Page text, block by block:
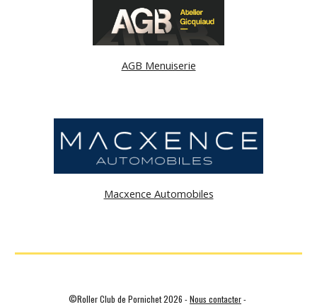
AGB Menuiserie
Macxence Automobiles
©Roller Club de Pornichet 2026 -Nous contacter-